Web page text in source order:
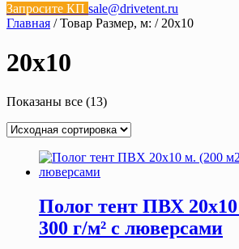
Запросите КП sale@drivetent.ru
Главная / Товар Размер, м: / 20х10
20х10
Показаны все (13)
Полог тент ПВХ
300 г/м² с люверсами